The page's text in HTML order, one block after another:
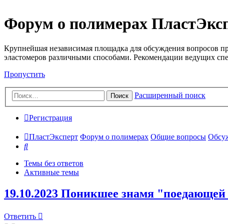
Форум о полимерах
Крупнейшая независимая площадка для обсуждения вопросов
эластомеров различными способами. Рекомендации ведущих
Пропустить
Поиск Расширенный поиск
Регистрация
ПластЭксперт Форум о полимерах Общие вопросы
Поиск
Темы без ответов
Активные темы
19.10.2023 Поникшее знамя
Ответить